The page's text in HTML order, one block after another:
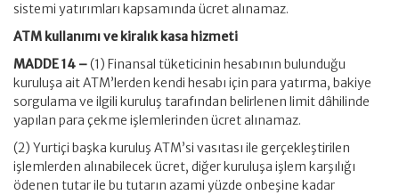
sistemi yatırımları kapsamında ücret alınamaz.
ATM kullanımı ve kiralık kasa hizmeti
MADDE 14 –(1) Finansal tüketicinin hesabının bulunduğu
kuruluşa ait ATM’lerden kendi hesabı için para yatırma, bakiye
sorgulama ve ilgili kuruluş tarafından belirlenen limit dâhilinde
yapılan para çekme işlemlerinden ücret alınamaz.
(2) Yurtiçi başka kuruluş ATM’si vasıtası ile gerçekleştirilen
işlemlerden alınabilecek ücret, diğer kuruluşa işlem karşılığı
ödenen tutar ile bu tutarın azami yüzde onbeşine kadar